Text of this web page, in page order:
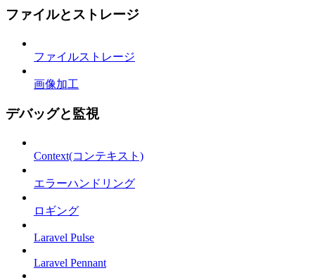
ファイルとストレージ
ファイルストレージ
画像加工
デバッグと監視
Context(コンテキスト)
エラーハンドリング
ロギング
Laravel Pulse
Laravel Pennant